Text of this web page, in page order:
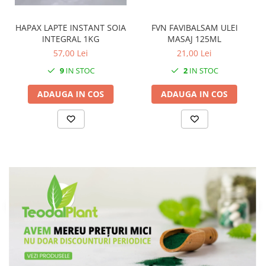
HAPAX LAPTE INSTANT SOIA
INTEGRAL 1KG
57,00 Lei
9IN STOC
ADAUGA IN COS
FVN FAVIBALSAM ULEI
MASAJ 125ML
21,00 Lei
2IN STOC
ADAUGA IN COS